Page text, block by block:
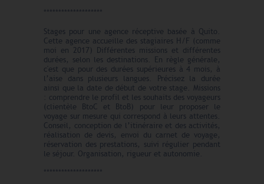
Stages pour une agence réceptive basée à Quito.
Cette agence accueille des stagiaires H/F (comme
moi en 2017) Différentes missions et différentes
durées, selon les destinations. En règle générale,
c'est que pour des durées supérieures à 4 mois, à
l’aise dans plusieurs langues. Précisez la durée
ainsi que la date de début de votre stage. Missions
: comprendre le profil et les souhaits des voyageurs
(clientèle BtoC et BtoB) pour leur proposer le
voyage sur mesure qui correspond à leurs attentes.
Conseil, conception de l’itinéraire et des activités,
réalisation de devis, envoi du carnet de voyage,
réservation des prestations, suivi régulier pendant
le séjour. Organisation, rigueur et autonomie.